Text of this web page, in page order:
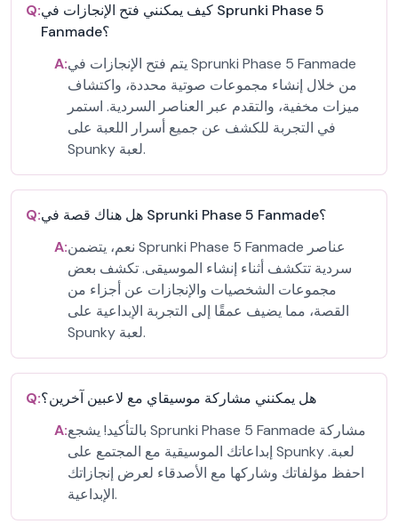
Q:كيف يمكنني فتح الإنجازات في Sprunki Phase 5
Fanmade؟
A:يتم فتح الإنجازات في Sprunki Phase 5 Fanmade
من خلال إنشاء مجموعات صوتية محددة، واكتشاف
ميزات مخفية، والتقدم عبر العناصر السردية. استمر
في التجربة للكشف عن جميع أسرار اللعبة على
Spunky لعبة.
Q:
هل هناك قصة في Sprunki Phase 5 Fanmade؟
A:نعم، يتضمن Sprunki Phase 5 Fanmade عناصر
سردية تتكشف أثناء إنشاء الموسيقى. تكشف بعض
مجموعات الشخصيات والإنجازات عن أجزاء من
القصة، مما يضيف عمقًا إلى التجربة الإبداعية على
Spunky لعبة.
Q:هل يمكنني مشاركة موسيقاي مع لاعبين آخرين؟
A:بالتأكيد! يشجع Sprunki Phase 5 Fanmade مشاركة
إبداعاتك الموسيقية مع المجتمع على Spunky لعبة.
احفظ مؤلفاتك وشاركها مع الأصدقاء لعرض إنجازاتك
الإبداعية.